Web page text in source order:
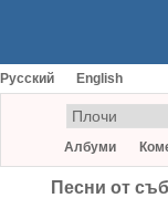
Русский English
Албуми
Песни от